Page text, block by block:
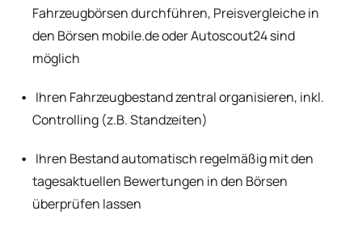
Fahrzeugbörsen durchführen, Preisvergleiche in
den Börsen mobile.de oder Autoscout24 sind
möglich
Ihren Fahrzeugbestand zentral organisieren, inkl.
Controlling (z.B. Standzeiten)
Ihren Bestand automatisch regelmäßig mit den
tagesaktuellen Bewertungen in den Börsen
überprüfen lassen